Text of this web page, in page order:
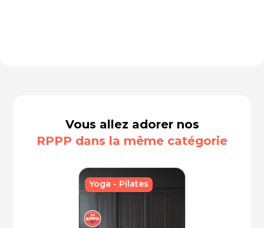
Vous allez adorer nos
RPPP dans la même catégorie
Yoga - Pilates